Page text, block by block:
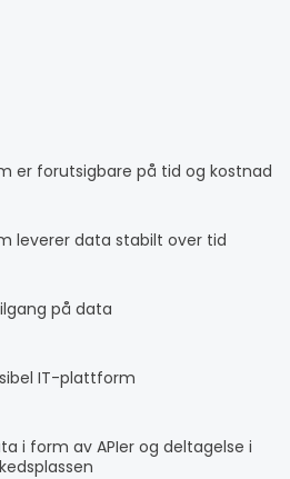
er forutsigbare på tid og kostnad
leverer data stabilt over tid
på data
IT-plattform
i form av APIer og deltagelse i